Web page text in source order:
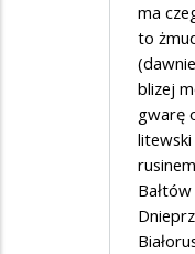
ma
to
blizej
gwarę
litewski